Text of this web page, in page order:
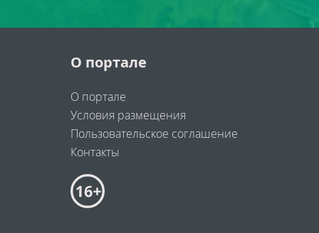
О портале
О портале
Условия размещения
Пользовательское соглашение
Контакты